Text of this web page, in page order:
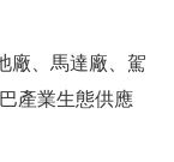
廠、馬達廠、駕
產業生態供應